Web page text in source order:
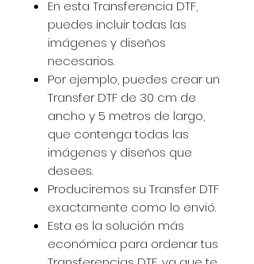
En esta Transferencia DTF,
puedes incluir todas las
imágenes y diseños
necesarios.
Por ejemplo, puedes crear un
Transfer DTF de 30 cm de
ancho y 5 metros de largo,
que contenga todas las
imágenes y diseños que
desees.
Produciremos su Transfer DTF
exactamente como lo envió.
Esta es la solución más
económica para ordenar tus